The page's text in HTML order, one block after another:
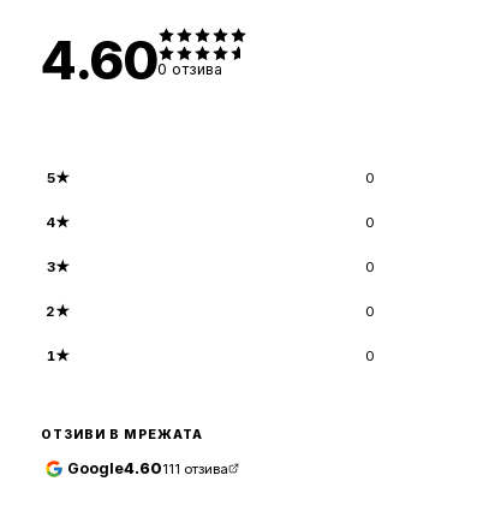
4.600 отзива
5★ 0
4★ 0
3★ 0
2★ 0
1★ 0
ОТЗИВИ В МРЕЖАТА
Google4.60111 отзива